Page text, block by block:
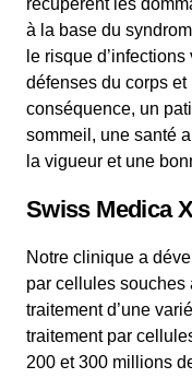
récupèrent les
à la base du
le risque
défenses du corps et
conséquence, un
sommeil, une santé
la vigueur et une
Swiss Medica
Notre clinique a
par cellules souches
traitement d’une
traitement par
200 et 300 millions